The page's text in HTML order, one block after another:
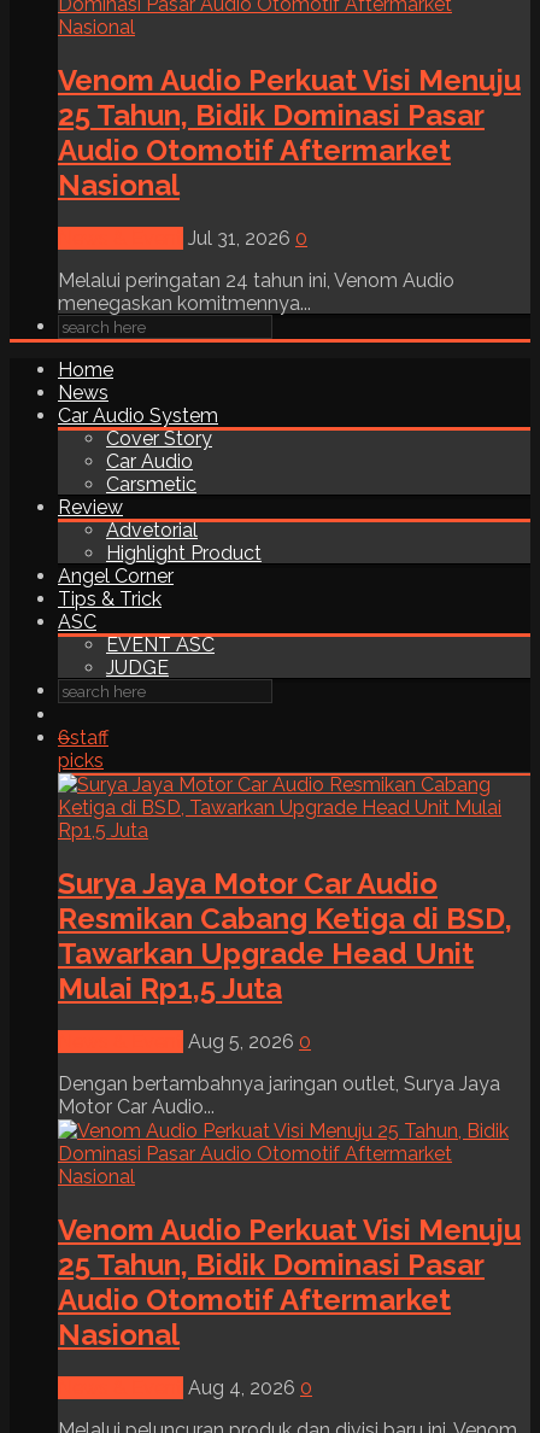
Venom Audio Perkuat Visi Menuju
25 Tahun, Bidik Dominasi Pasar
Audio Otomotif Aftermarket
Nasional
Jul 31, 2026 0
Melalui peringatan 24 tahun ini, Venom Audio
menegaskan komitmennya...
Home
News
Car Audio System
Cover Story
Car Audio
Carsmetic
Review
Advetorial
Highlight Product
Angel Corner
Tips & Trick
ASC
EVENT ASC
JUDGE
6staff
picks
Surya Jaya Motor Car Audio
Resmikan Cabang Ketiga di BSD,
Tawarkan Upgrade Head Unit
Mulai Rp1,5 Juta
Aug 5, 2026 0
Dengan bertambahnya jaringan outlet, Surya Jaya
Motor Car Audio...
Venom Audio Perkuat Visi Menuju
25 Tahun, Bidik Dominasi Pasar
Audio Otomotif Aftermarket
Nasional
Aug 4, 2026 0